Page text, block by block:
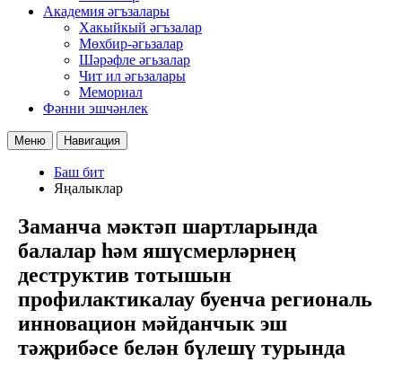
Академия әгъзалары
Хакыйкый әгъзалар
Мөхбир-әгьзалар
Шәрәфле әгьзалар
Чит ил әгьзалары
Мемориал
Фәнни эшчәнлек
Меню Навигация
Баш бит
Яңалыклар
Заманча мәктәп шартларында
балалар һәм яшүсмерләрнең
деструктив тотышын
профилактикалау буенча региональ
инновацион мәйданчык эш
тәҗрибәсе белән бүлешү турында